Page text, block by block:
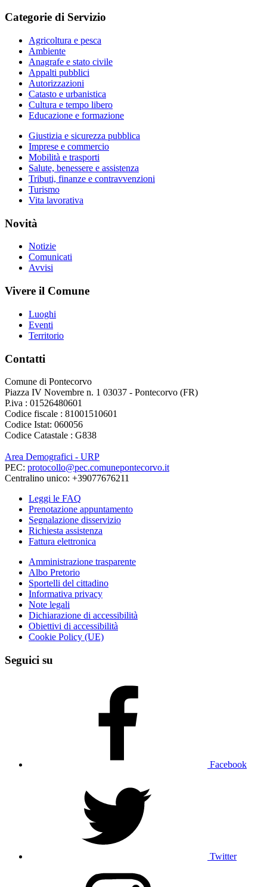
Categorie di Servizio
Agricoltura e pesca
Ambiente
Anagrafe e stato civile
Appalti pubblici
Autorizzazioni
Catasto e urbanistica
Cultura e tempo libero
Educazione e formazione
Giustizia e sicurezza pubblica
Imprese e commercio
Mobilità e trasporti
Salute, benessere e assistenza
Tributi, finanze e contravvenzioni
Turismo
Vita lavorativa
Novità
Notizie
Comunicati
Avvisi
Vivere il Comune
Luoghi
Eventi
Territorio
Contatti
Comune di Pontecorvo
Piazza IV Novembre n. 1 03037 - Pontecorvo (FR)
P.iva : 01526480601
Codice fiscale : 81001510601
Codice Istat: 060056
Codice Catastale : G838
Area Demografici - URP
PEC: protocollo@pec.comunepontecorvo.it
Centralino unico: +39077676211
Leggi le FAQ
Prenotazione appuntamento
Segnalazione disservizio
Richiesta assistenza
Fattura elettronica
Amministrazione trasparente
Albo Pretorio
Sportelli del cittadino
Informativa privacy
Note legali
Dichiarazione di accessibilità
Obiettivi di accessibilità
Cookie Policy (UE)
Seguici su
Facebook
Twitter